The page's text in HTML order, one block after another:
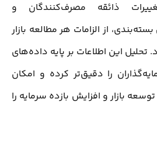
ذائقه مصرف‌کنندگان و
از الزامات هر مطالعه بازار
این اطلاعات بر پایه داده‌های
را دقیق‌تر کرده و امکان
بازار و افزایش بازده سرمایه را